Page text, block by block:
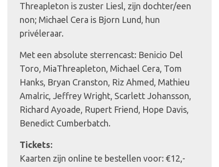
Threapleton is zuster Liesl, zijn dochter/een
non; Michael Cera is Bjorn Lund, hun
privéleraar.
Met een absolute sterrencast: Benicio Del
Toro, MiaThreapleton, Michael Cera, Tom
Hanks, Bryan Cranston, Riz Ahmed, Mathieu
Amalric, Jeffrey Wright, Scarlett Johansson,
Richard Ayoade, Rupert Friend, Hope Davis,
Benedict Cumberbatch.
Tickets:
Kaarten zijn online te bestellen voor: €12,-